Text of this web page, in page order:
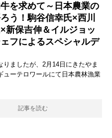
を求めて～日本農業の
う！駒谷信幸氏×西川
新保吉伸＆イルジョッ
ェフによるスペシャルデ
りましたが、2月14日にきたやま
ューテロワールにて日本農林漁業
記事を読む